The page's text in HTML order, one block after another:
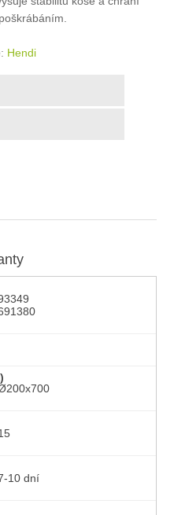
Hendi
10 dní